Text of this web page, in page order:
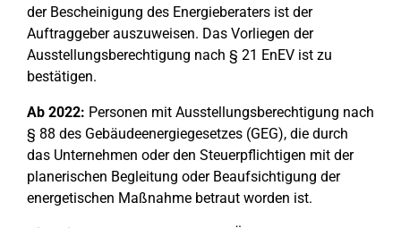
der Bescheinigung des Energieberaters ist der
Auftraggeber auszuweisen. Das Vorliegen der
Ausstellungsberechtigung nach § 21 EnEV ist zu
bestätigen.
Ab 2022: Personen mit Ausstellungsberechtigung nach
§ 88 des Gebäudeenergiegesetzes (GEG), die durch
das Unternehmen oder den Steuerpflichtigen mit der
planerischen Begleitung oder Beaufsichtigung der
energetischen Maßnahme betraut worden ist.